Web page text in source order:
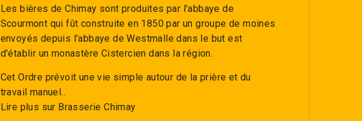
Les bières de Chimay sont produites par l'abbaye de
Scourmont qui fût construite en 1850 par un groupe de moines
envoyés depuis l'abbaye de Westmalle dans le but est
d'établir un monastère Cistercien dans la région.
Cet Ordre prévoit une vie simple autour de la prière et du
travail manuel..
Lire plus sur Brasserie Chimay